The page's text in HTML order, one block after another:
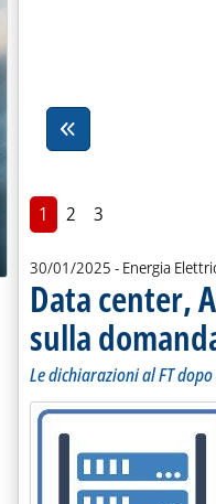
1 2 3
30/01/2025 - Energia
Data center,
sulla
Le dichiarazioni al FT dopo